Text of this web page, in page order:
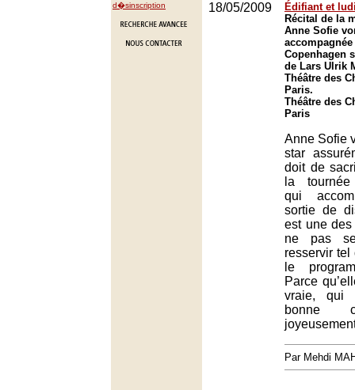
d�sinscription 18/05/2009
Édifiant et
Récital de la
Anne Sofie
Copenhagen
de Lars Ulrik
Théâtre des
Paris.
Théâtre des
Paris
Anne Sofie
star
doit de
la tournée
qui
sortie de
est une
ne pas
resservir tel
le
Parce
vraie, qui
bonne
Par Mehdi